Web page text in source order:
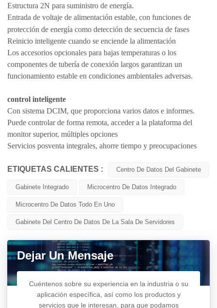
Estructura 2N para suministro de energía.
Entrada de voltaje de alimentación estable, con funciones de
protección de energía como detección de secuencia de fases
Reinicio inteligente cuando se enciende la alimentación
Los accesorios opcionales para bajas temperaturas o los
componentes de tubería de conexión largos garantizan un
funcionamiento estable en condiciones ambientales adversas.
control inteligente
Con sistema DCIM, que proporciona varios datos e informes.
Puede controlar de forma remota, acceder a la plataforma del
monitor superior, múltiples opciones
Servicios posventa integrales, ahorre tiempo y preocupaciones
ETIQUETAS CALIENTES : Centro De Datos Del Gabinete
Gabinete Integrado Microcentro De Datos Integrado
Microcentro De Datos Todo En Uno
Gabinete Del Centro De Datos De La Sala De Servidores
Dejar Un Mensaje
Cuéntenos sobre su experiencia en la industria o su
aplicación específica, así como los productos y
servicios que le interesan, para que podamos